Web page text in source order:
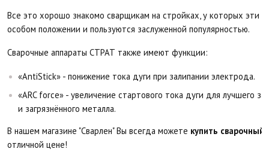
Все это хорошо знакомо сварщикам на стройках, у которых эти
особом положении и пользуются заслуженной популярностью.
Сварочные аппараты СТРАТ также имеют функции:
«AntiStick» - понижение тока дуги при залипании электрода.
«ARC force» - увеличение стартового тока дуги для лучшего
и загрязнённого металла.
В нашем магазине "Сварлен" Вы всегда можете купить сварочный
отличной цене!